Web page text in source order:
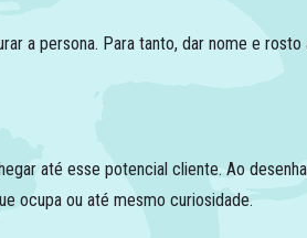
a persona. Para tanto, dar nome e
até esse potencial cliente. Ao
ocupa ou até mesmo curiosidade.